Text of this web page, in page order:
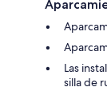
Las
silla de